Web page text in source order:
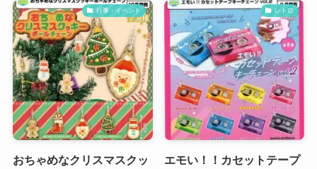
行事・イベント
おちゃめなクリスマスクッ
レトロ
エモい！！カセットテープ